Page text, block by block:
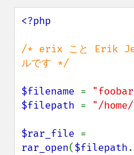
<?php
/* erix こと Erik
ルです */
$filename =
$filepath = "/
$rar_file
rar_open($filepath.